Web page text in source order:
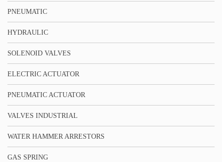
PNEUMATIC
HYDRAULIC
SOLENOID VALVES
ELECTRIC ACTUATOR
PNEUMATIC ACTUATOR
VALVES INDUSTRIAL
WATER HAMMER ARRESTORS
GAS SPRING